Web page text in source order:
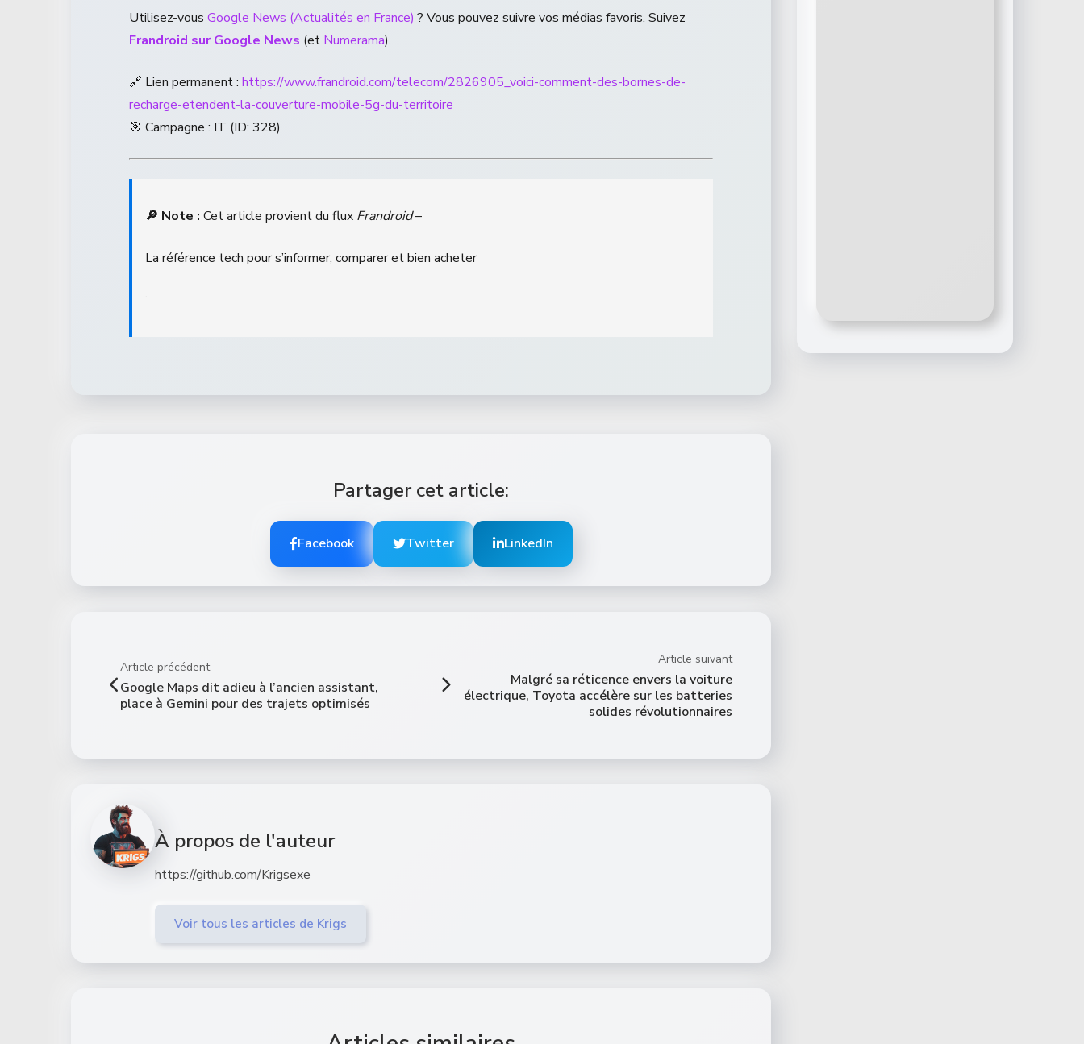
Utilisez-vous Google News (Actualités en France) ? Vous pouvez suivre vos médias favoris. Suivez
Frandroid sur Google News (et Numerama).
🔗 Lien permanent : https://www.frandroid.com/telecom/2826905_voici-comment-des-bornes-de-
recharge-etendent-la-couverture-mobile-5g-du-territoire
🎯 Campagne : IT (ID: 328)
🔎 Note : Cet article provient du flux Frandroid–
La référence tech pour s’informer, comparer et bien acheter
.
Partager cet article:
Facebook Twitter LinkedIn
Article précédent
Google Maps dit adieu à l’ancien assistant,
place à Gemini pour des trajets optimisés
Article suivant
Malgré sa réticence envers la voiture
électrique, Toyota accélère sur les batteries
solides révolutionnaires
À propos de l'auteur
https://github.com/Krigsexe
Voir tous les articles de Krigs